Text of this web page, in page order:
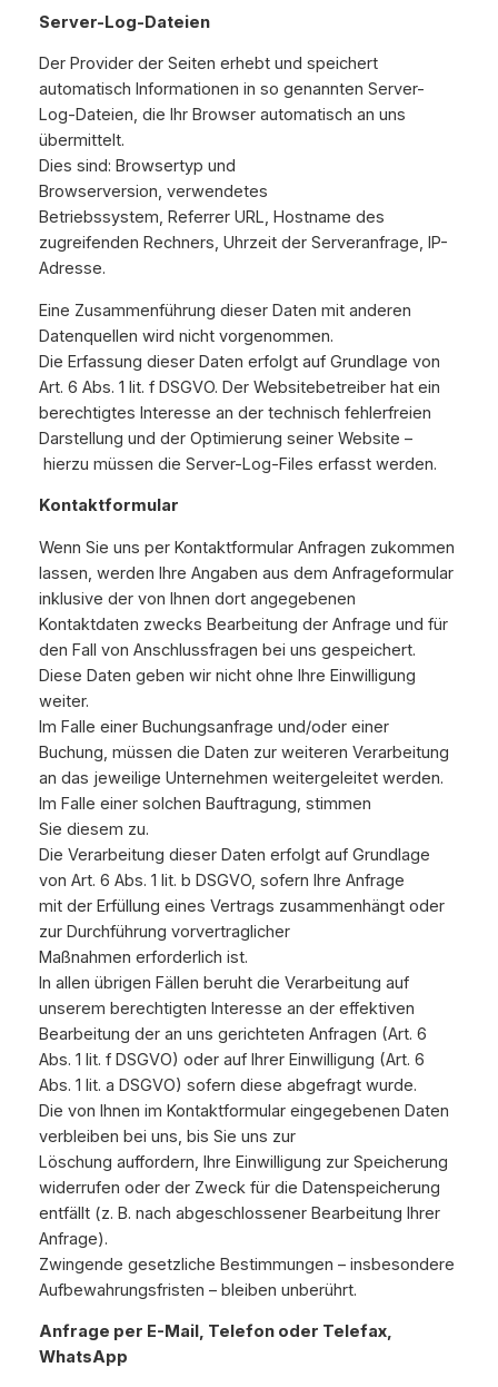
Server-Log-Dateien
Der Provider der Seiten erhebt und speichert
automatisch Informationen in so genannten Server-
Log-Dateien, die Ihr Browser automatisch an uns
übermittelt.
Dies sind: Browsertyp und
Browserversion, verwendetes
Betriebssystem, Referrer URL, Hostname des
zugreifenden Rechners, Uhrzeit der Serveranfrage, IP-
Adresse.
Eine Zusammenführung dieser Daten mit anderen
Datenquellen wird nicht vorgenommen.
Die Erfassung dieser Daten erfolgt auf Grundlage von
Art. 6 Abs. 1 lit. f DSGVO. Der Websitebetreiber hat ein
berechtigtes Interesse an der technisch fehlerfreien
Darstellung und der Optimierung seiner Website –
hierzu müssen die Server-Log-Files erfasst werden.
Kontaktformular
Wenn Sie uns per Kontaktformular Anfragen zukommen
lassen, werden Ihre Angaben aus dem Anfrageformular
inklusive der von Ihnen dort angegebenen
Kontaktdaten zwecks Bearbeitung der Anfrage und für
den Fall von Anschlussfragen bei uns gespeichert.
Diese Daten geben wir nicht ohne Ihre Einwilligung
weiter.
Im Falle einer Buchungsanfrage und/oder einer
Buchung, müssen die Daten zur weiteren Verarbeitung
an das jeweilige Unternehmen weitergeleitet werden.
Im Falle einer solchen Bauftragung, stimmen
Sie diesem zu.
Die Verarbeitung dieser Daten erfolgt auf Grundlage
von Art. 6 Abs. 1 lit. b DSGVO, sofern Ihre Anfrage
mit der Erfüllung eines Vertrags zusammenhängt oder
zur Durchführung vorvertraglicher
Maßnahmen erforderlich ist.
In allen übrigen Fällen beruht die Verarbeitung auf
unserem berechtigten Interesse an der effektiven
Bearbeitung der an uns gerichteten Anfragen (Art. 6
Abs. 1 lit. f DSGVO) oder auf Ihrer Einwilligung (Art. 6
Abs. 1 lit. a DSGVO) sofern diese abgefragt wurde.
Die von Ihnen im Kontaktformular eingegebenen Daten
verbleiben bei uns, bis Sie uns zur
Löschung auffordern, Ihre Einwilligung zur Speicherung
widerrufen oder der Zweck für die Datenspeicherung
entfällt (z. B. nach abgeschlossener Bearbeitung Ihrer
Anfrage).
Zwingende gesetzliche Bestimmungen – insbesondere
Aufbewahrungsfristen – bleiben unberührt.
Anfrage per E-Mail, Telefon oder Telefax,
WhatsApp